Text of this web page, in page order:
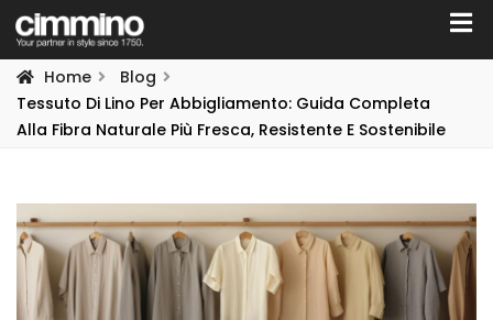
Home
Blog
Tessuto Di Lino Per Abbigliamento: Guida Completa
Alla Fibra Naturale Più Fresca, Resistente E Sostenibile